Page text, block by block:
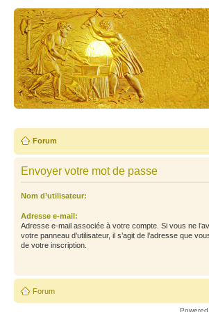
Forum
Envoyer votre mot de passe
Nom d’utilisateur:
Adresse e-mail:
Adresse e-mail associée à votre compte. Si vous ne
votre panneau d’utilisateur, il s’agit de l’adresse que
de votre inscription.
Forum